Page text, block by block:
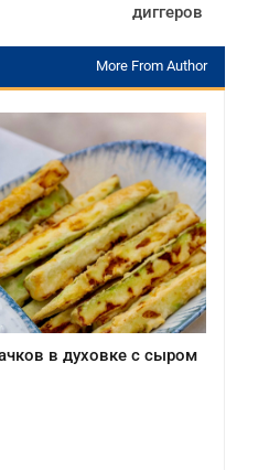
диггеров
More From Author
в духовке с сыром